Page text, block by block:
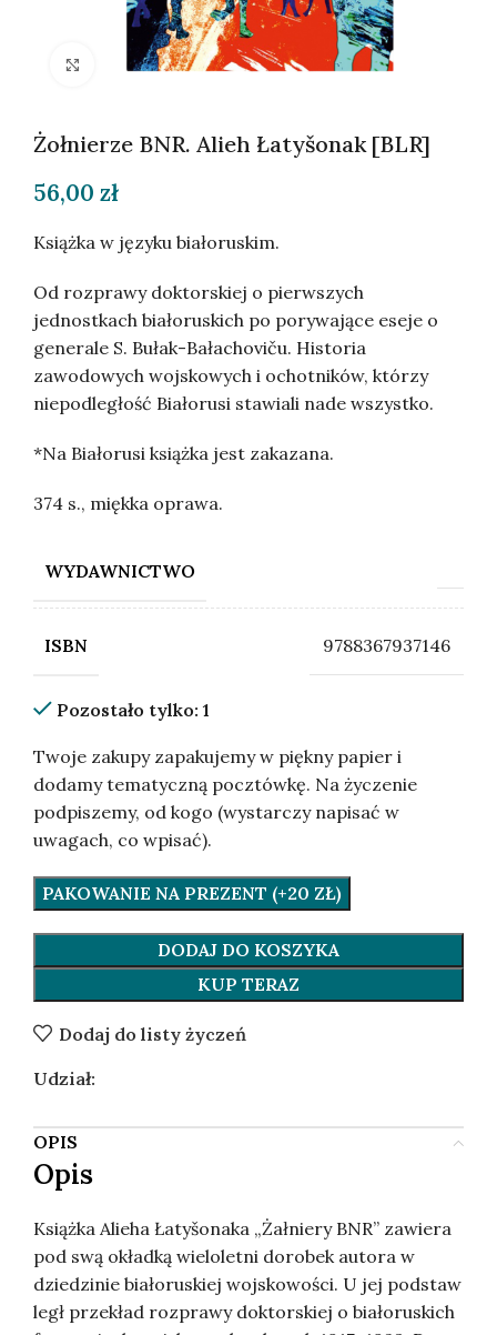
Kliknij, aby powiększyć
Żołnierze BNR. Alieh Łatyšonak [BLR]
56,00 zł
Książka w języku białoruskim.
Od rozprawy doktorskiej o pierwszych
jednostkach białoruskich po porywające eseje o
generale S. Bułak-Bałachoviču. Historia
zawodowych wojskowych i ochotników, którzy
niepodległość Białorusi stawiali nade wszystko.
*Na Białorusi książka jest zakazana.
374 s., miękka oprawa.
WYDAWNICTWO
ISBN 9788367937146
Pozostało tylko: 1
Twoje zakupy zapakujemy w piękny papier i
dodamy tematyczną pocztówkę. Na życzenie
podpiszemy, od kogo (wystarczy napisać w
uwagach, co wpisać).
PAKOWANIE NA PREZENT (+20 ZŁ)
DODAJ DO KOSZYKA
KUP TERAZ
Dodaj do listy życzeń
Udział:
OPIS
Opis
Książka Alieha Łatyšonaka „Żałniery BNR” zawiera
pod swą okładką wieloletni dorobek autora w
dziedzinie białoruskiej wojskowości. U jej podstaw
legł przekład rozprawy doktorskiej o białoruskich